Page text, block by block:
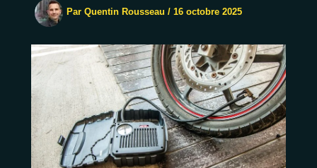
Par Quentin Rousseau / 16 octobre 2025